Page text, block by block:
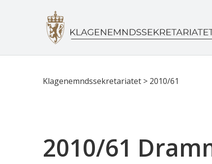
Klagenemndssekretariatet > 2010/61
2010/61